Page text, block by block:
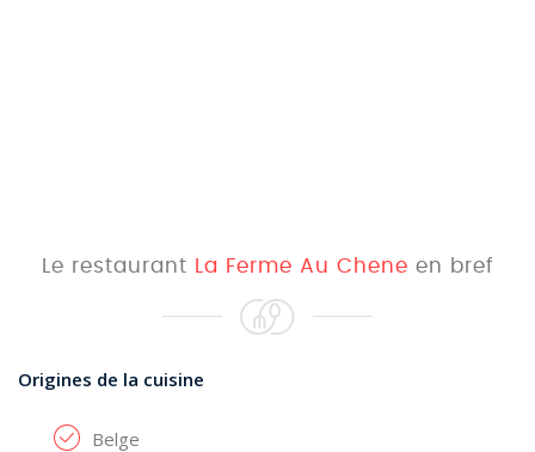
Le restaurant La Ferme Au Chene en bref
Origines de la cuisine
Belge